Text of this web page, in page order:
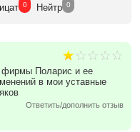
0 Нейтр 0
фирмы Поларис и ее
в мои уставные
Ответить/дополнить отзыв